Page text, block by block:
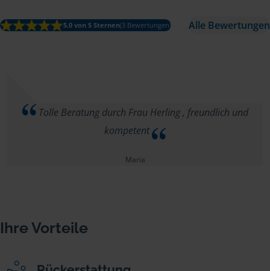
5.0 von 5 Sternen(3 Bewertungen) Alle Bewertungen
Tolle Beratung durch Frau Herling , freundlich und
kompetent
Maria
Ihre Vorteile